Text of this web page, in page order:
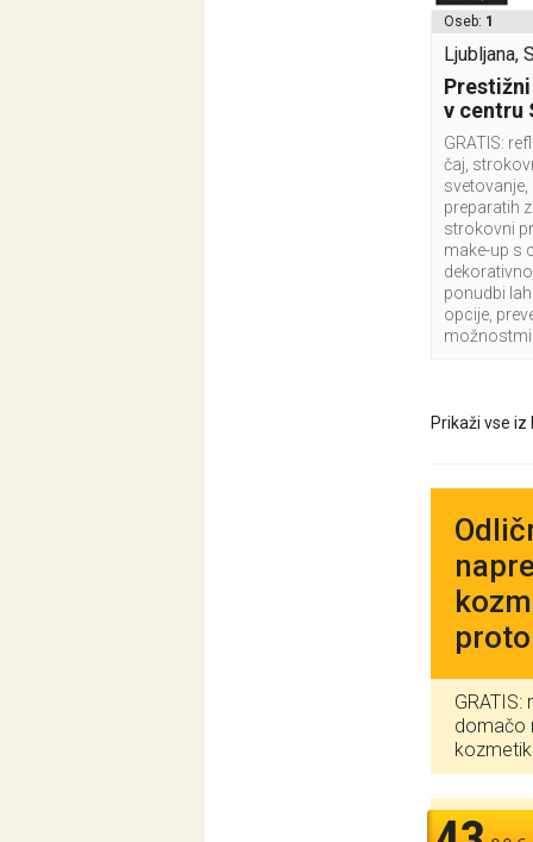
Oseb: 1
Ljubljana,
v centru
GRATIS:
čaj,
preparatih
strokovni
make-up s
ponudbi
opcije,
Prikaži vse
domačo